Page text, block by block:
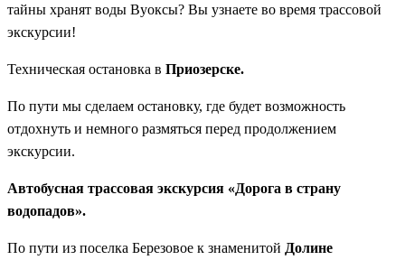
тайны хранят воды Вуоксы? Вы узнаете во время трассовой
экскурсии!
Техническая остановка в Приозерске.
По пути мы сделаем остановку, где будет возможность
отдохнуть и немного размяться перед продолжением
экскурсии.
Автобусная трассовая экскурсия «Дорога в страну
водопадов».
По пути из поселка Березовое к знаменитой Долине